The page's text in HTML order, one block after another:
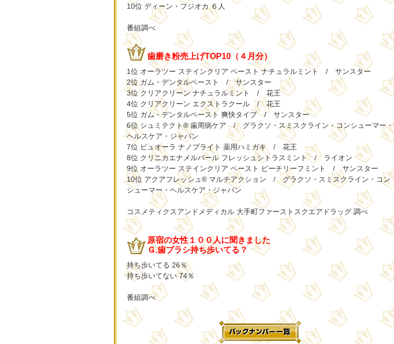
10位 ディーン・フジオカ ６人
番組調べ
歯磨き粉売上げTOP10（４月分）
1位 オーラツー ステインクリア ペースト ナチュラルミント / サンスター
2位 ガム・デンタルペースト / サンスター
3位 クリアクリーン ナチュラルミント / 花王
4位 クリアクリーン エクストラクール / 花王
5位 ガム・デンタルペースト 爽快タイプ / サンスター
6位 シュミテクト® 歯周病ケア / グラクソ・スミスクライン・コンシューマー・
ヘルスケア・ジャパン
7位 ピュオーラ ナノブライト 薬用ハミガキ / 花王
8位 クリニカエナメルパール フレッシュシトラスミント / ライオン
9位 オーラツー ステインクリア ペースト ピーチリーフミント / サンスター
10位 アクアフレッシュ® マルチアクション / グラクソ・スミスクライン・コン
シューマー・ヘルスケア・ジャパン
コスメティクスアンドメディカル 大手町ファーストスクエアドラッグ 調べ
原宿の女性１００人に聞きました
Ｇ.歯ブラシ持ち歩いてる？
持ち歩いてる 26％
持ち歩いてない 74％
番組調べ